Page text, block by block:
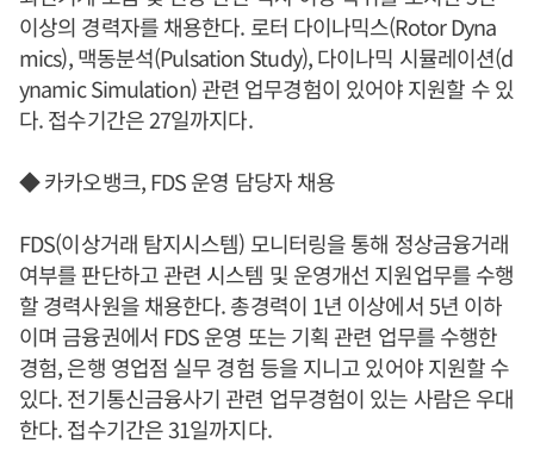
이상의 경력자를 채용한다. 로터 다이나믹스(Rotor Dyna
mics), 맥동분석(Pulsation Study), 다이나믹 시뮬레이션(d
ynamic Simulation) 관련 업무경험이 있어야 지원할 수 있
다. 접수기간은 27일까지다.
◆ 카카오뱅크, FDS 운영 담당자 채용
FDS(이상거래 탐지시스템) 모니터링을 통해 정상금융거래
여부를 판단하고 관련 시스템 및 운영개선 지원업무를 수행
할 경력사원을 채용한다. 총경력이 1년 이상에서 5년 이하
이며 금융권에서 FDS 운영 또는 기획 관련 업무를 수행한
경험, 은행 영업점 실무 경험 등을 지니고 있어야 지원할 수
있다. 전기통신금융사기 관련 업무경험이 있는 사람은 우대
한다. 접수기간은 31일까지다.